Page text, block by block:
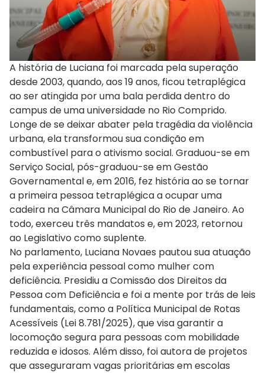
A história de Luciana foi marcada pela superação
desde 2003, quando, aos 19 anos, ficou tetraplégica
ao ser atingida por uma bala perdida dentro do
campus de uma universidade no Rio Comprido.
Longe de se deixar abater pela tragédia da violência
urbana, ela transformou sua condição em
combustível para o ativismo social. Graduou-se em
Serviço Social, pós-graduou-se em Gestão
Governamental e, em 2016, fez história ao se tornar
a primeira pessoa tetraplégica a ocupar uma
cadeira na Câmara Municipal do Rio de Janeiro. Ao
todo, exerceu três mandatos e, em 2023, retornou
ao Legislativo como suplente.
No parlamento, Luciana Novaes pautou sua atuação
pela experiência pessoal como mulher com
deficiência. Presidiu a Comissão dos Direitos da
Pessoa com Deficiência e foi a mente por trás de leis
fundamentais, como a Política Municipal de Rotas
Acessíveis (Lei 8.781/2025), que visa garantir a
locomoção segura para pessoas com mobilidade
reduzida e idosos. Além disso, foi autora de projetos
que asseguraram vagas prioritárias em escolas